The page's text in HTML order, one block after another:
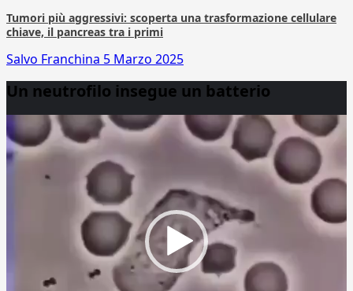
Tumori più aggressivi: scoperta una trasformazione cellulare
chiave, il pancreas tra i primi
Salvo Franchina 5 Marzo 2025
Un neutrofilo insegue un batterio
Player